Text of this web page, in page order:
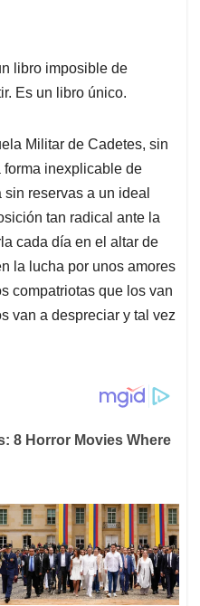
libro imposible de
Es un libro único.
Militar de Cadetes, sin
inexplicable de
reservas a un ideal
tan radical ante la
cada día en el altar de
la lucha por unos amores
compatriotas que los van
van a despreciar y tal vez